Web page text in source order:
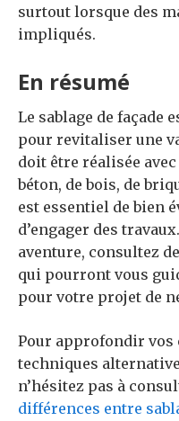
surtout lorsque des
impliqués.
En résumé
Le sablage de façade
pour revitaliser une
doit être réalisée avec
béton, de bois, de
est essentiel de bien
d’engager des
aventure, consultez
qui pourront vous
pour votre projet de
Pour approfondir vos
techniques
n’hésitez pas à
différences entre